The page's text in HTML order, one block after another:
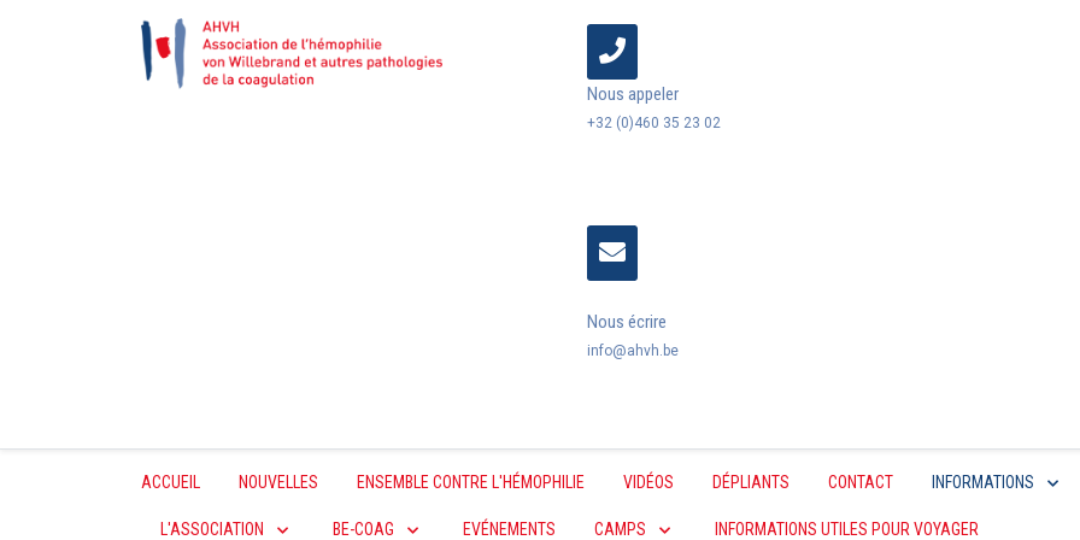
Nous appeler
+32 (0)460 35 23 02
Nous écrire
info@ahvh.be
ACCUEIL NOUVELLES ENSEMBLE CONTRE L'HÉMOPHILIE VIDÉOS DÉPLIANTS CONTACT INFORMATIONS
L'ASSOCIATION BE-COAG EVÉNEMENTS CAMPS INFORMATIONS UTILES POUR VOYAGER